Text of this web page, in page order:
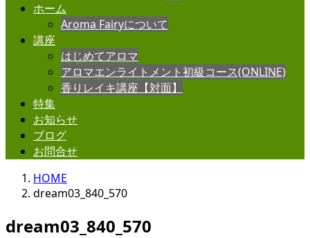
ホーム
Aroma Fairyについて
講座
はじめてアロマ
アロマエンライトメント初級コース(ONLINE)
香りレイキ講座【対面】
特集
お知らせ
ブログ
お問合せ
HOME
dream03_840_570
dream03_840_570